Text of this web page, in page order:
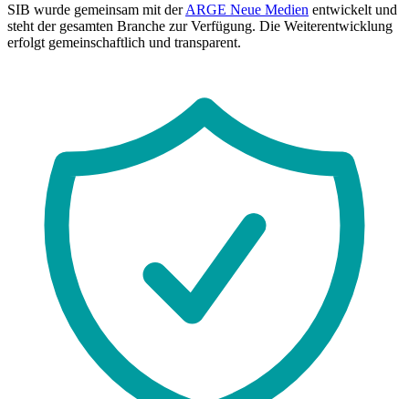
SIB wurde gemeinsam mit derARGE Neue Medien entwickelt und
steht der gesamten Branche zur Verfügung. Die Weiterentwicklung
erfolgt gemeinschaftlich und transparent.